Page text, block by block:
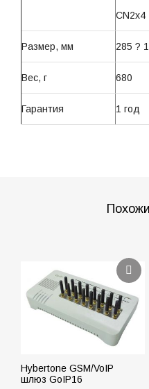
CN2x4
Размер, мм 285 ?
Вес, г 680
Гарантия 1 год
Hybertone GSM/VoIP
шлюз GoIP16